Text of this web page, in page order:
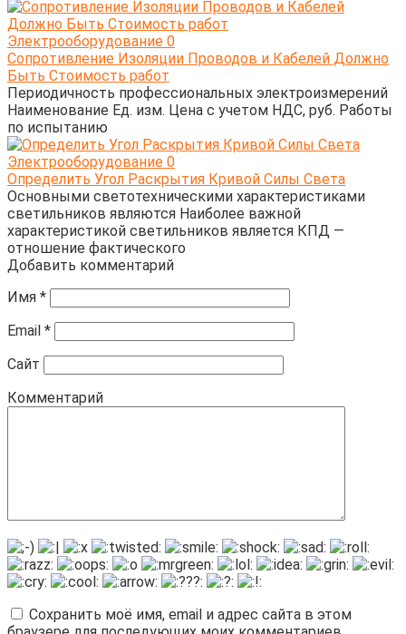
Электрооборудование 0
Сопротивление Изоляции Проводов и Кабелей Должно
Быть Стоимость работ
Периодичность профессиональных электроизмерений
Наименование Ед. изм. Цена с учетом НДС, руб. Работы
по испытанию
Электрооборудование 0
Определить Угол Раскрытия Кривой Силы Света
Основными светотехническими характеристиками
светильников являются Наиболее важной
характеристикой светильников является КПД —
отношение фактического
Добавить комментарий
Имя *
Email *
Сайт
Комментарий
Сохранить моё имя, email и адрес сайта в этом